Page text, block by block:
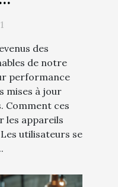
des
de notre
performance
mises à jour
Comment ces
les appareils
utilisateurs se